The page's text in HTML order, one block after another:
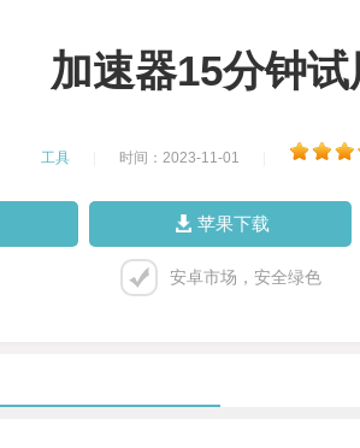
加速器15分钟试
工具 时间：2023-11-01
苹果下载
安卓市场，安全绿色